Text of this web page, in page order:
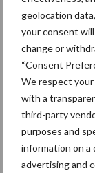
geolocation
your consent will
change or
“Consent
We respect
with a
third-party
purposes and
information on a
advertising and